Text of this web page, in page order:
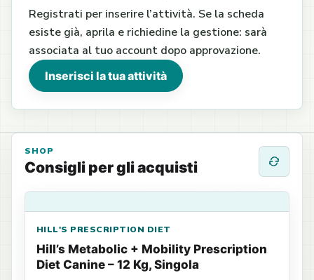
Registrati per inserire l’attività. Se la scheda
esiste già, aprila e richiedine la gestione: sarà
associata al tuo account dopo approvazione.
Inserisci la tua attività
SHOP
Consigli per gli acquisti
HILL'S PRESCRIPTION DIET
Hill’s Metabolic + Mobility Prescription
Diet Canine – 12 Kg, Singola